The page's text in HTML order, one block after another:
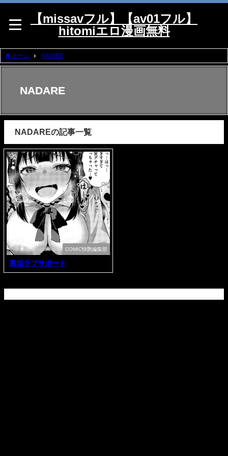
【missavフル】【av01フル】
hitomiエロ漫画無料
ホーム NADARE
NADARE
NADAREの記事一覧
COMIC快艶編集部
裏垢ラブサポート